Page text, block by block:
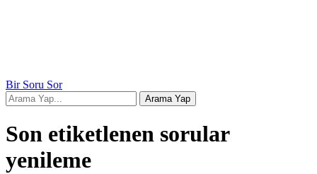
Bir Soru Sor
Son etiketlenen sorular
yenileme